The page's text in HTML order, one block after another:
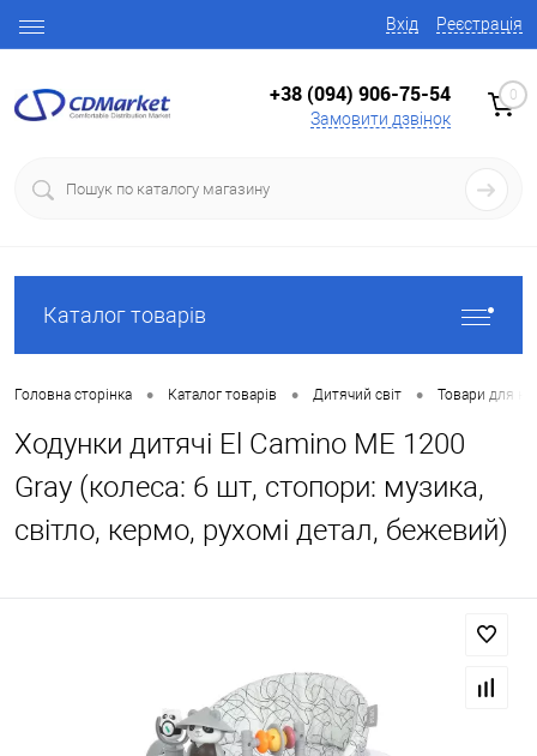
Вхід Реєстрація
+38 (094) 906-75-54
Замовити дзвінок
0
Каталог товарів
Головна сторінка • Каталог товарів • Дитячий світ • Товари для
Ходунки дитячі El Camino ME 1200
Gray (колеса: 6 шт, стопори: музика,
світло, кермо, рухомі детал, бежевий)